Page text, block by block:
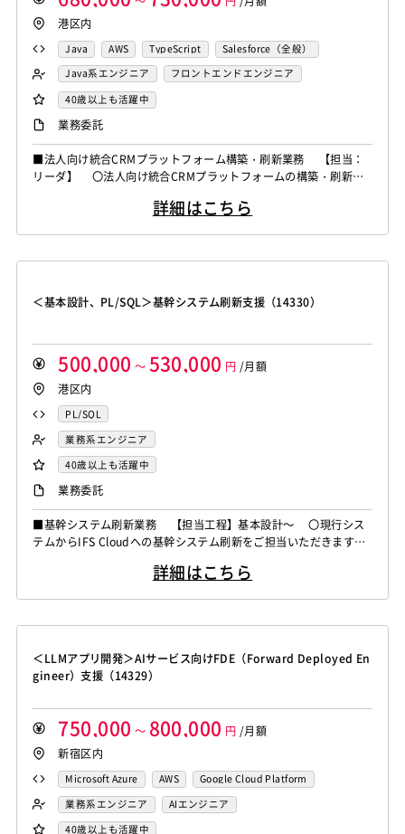
港区内
Java AWS TypeScript
Salesforce（全般）
Java系エンジニア
フロントエンドエンジニア
業務系エンジニア
40歳以上も活躍中
業務委託
■法人向け統合CRMプラットフォーム構築・刷新業務 【担当：
リーダ】 〇法人向け統合CRMプラットフォームの構築・刷新プ
築業務を担当 〇要件定義・設計工程では、業務要件の整理およ
対向システム担当者...
詳細はこちら
＜基本設計、PL/SQL＞基幹システム刷新支援（14330）
500,000 ～ 530,000 円 /月額
港区内
PL/SQL
業務系エンジニア
40歳以上も活躍中
業務委託
■基幹システム刷新業務 【担当工程】基本設計～ 〇現行シス
テムからIFS Cloudへの基幹システム刷新をご担当いただきます。
件調整・検討を含みます詳細はこちら
＜LLMアプリ開発＞AIサービス向けFDE（Forward Deployed En
gineer）支援（14329）
750,000 ～ 800,000 円 /月額
新宿区内
Microsoft Azure AWS
Google Cloud Platform
業務系エンジニア
AIエンジニア
40歳以上も活躍中